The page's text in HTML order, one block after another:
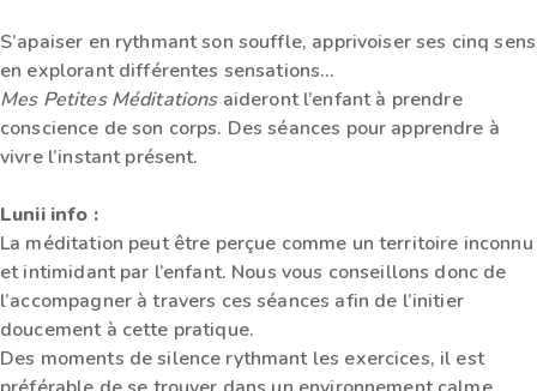
S’apaiser en rythmant son souffle, apprivoiser ses cinq sens
en explorant différentes sensations…
Mes Petites Méditationsaideront l’enfant à prendre
conscience de son corps. Des séances pour apprendre à
vivre l’instant présent.
Lunii info :
La méditation peut être perçue comme un territoire inconnu
et intimidant par l’enfant. Nous vous conseillons donc de
l’accompagner à travers ces séances afin de l’initier
doucement à cette pratique.
Des moments de silence rythmant les exercices, il est